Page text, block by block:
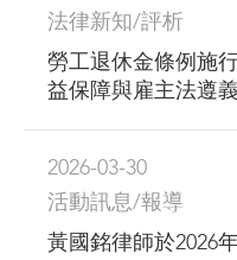
法律新知/評析
勞工退休金條例施
益保障與雇主法遵
2026-03-30
活動訊息/報導
黃國銘律師於2026